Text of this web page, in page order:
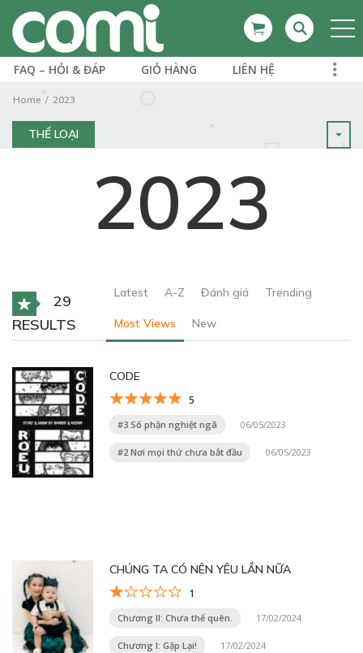
FAQ – HỎI & ĐÁP GIỎ HÀNG LIÊN HỆ
Home 2023
THỂ LOẠI
2023
29
RESULTS
Latest A-Z Đánh giá Trending
Most Views New
CODE
5
#3 Số phận nghiệt ngã 06/05/2023
#2 Nơi mọi thứ chưa bắt đầu 06/05/2023
CHÚNG TA CÓ NÊN YÊU LẦN NỮA
1
Chương II: Chưa thể quên. 17/02/2024
Chương I: Gặp Lại! 17/02/2024